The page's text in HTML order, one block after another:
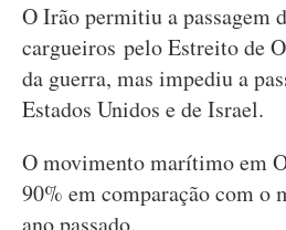
O Irão permitiu a passagem
cargueiros pelo Estreito de
da guerra, mas impediu a
Estados Unidos e de Israel.
O movimento marítimo em
90% em comparação com o
ano passado.